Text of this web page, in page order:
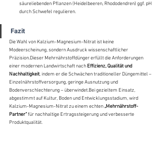
säureliebenden Pflanzen (Heidelbeeren, Rhododendren) ggf. pH
durch Schwefel regulieren.
Fazit
Die Wahl von Kalzium-Magnesium-Nitrat ist keine
Modeerscheinung, sondern Ausdruck wissenschaftlicher
Präzision.Dieser Mehrnährstoffdünger erfüllt die Anforderungen
einer modernen Landwirtschaft nach Effizienz, Qualität und
Nachhaltigkeit, indem er die Schwächen traditioneller Düngemittel –
Einzelnährstoffversorgung, geringe Ausnutzung und
Bodenverschlechterung – überwindet.Bei gezieltem Einsatz,
abgestimmt auf Kultur, Boden und Entwicklungsstadium, wird
Kalzium-Magnesium-Nitrat zu einem echten „Mehrnährstoff-
Partner“ für nachhaltige Ertragssteigerung und verbesserte
Produktqualität.